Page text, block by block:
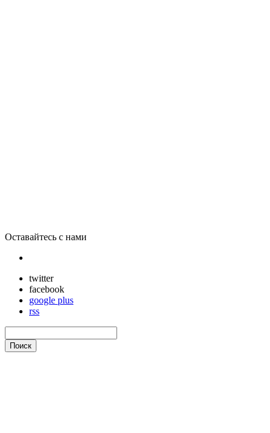
Оставайтесь с нами
twitter
facebook
google plus
rss